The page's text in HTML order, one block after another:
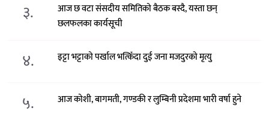
३.
आज छ वटा संसदीय समितिको बैठक बस्दै, यस्ता छन्
छलफलका कार्यसूची
४. इट्टा भट्टाको पर्खाल भत्किँदा दुई जना मजदुरको मृत्यु
५. आज कोशी, बागमती, गण्डकी र लुम्बिनी प्रदेशमा भारी वर्षा हुने